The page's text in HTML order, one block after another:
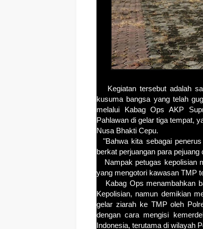
Kegiatan tersebut adalah
kusuma bangsa yang telah
melalui Kabag Ops AKP
Pahlawan di gelar tiga tempat,
Nusa Bhakti Cepu.
"Bahwa kita sebagai
berkat perjuangan para
Nampak petugas kepolisian
yang mengotori kawasan TMP
Kabag Ops menambahkan
Kepolisian, namun demikian
gelar ziarah ke TMP oleh
dengan cara mengisi
Indonesia, terutama di wilayah